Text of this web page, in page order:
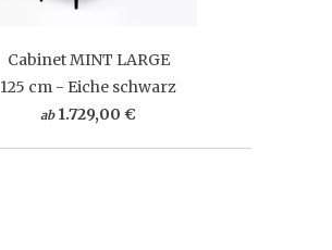
Cabinet MINT LARGE
125 cm - Eiche schwarz
ab 1.729,00 €